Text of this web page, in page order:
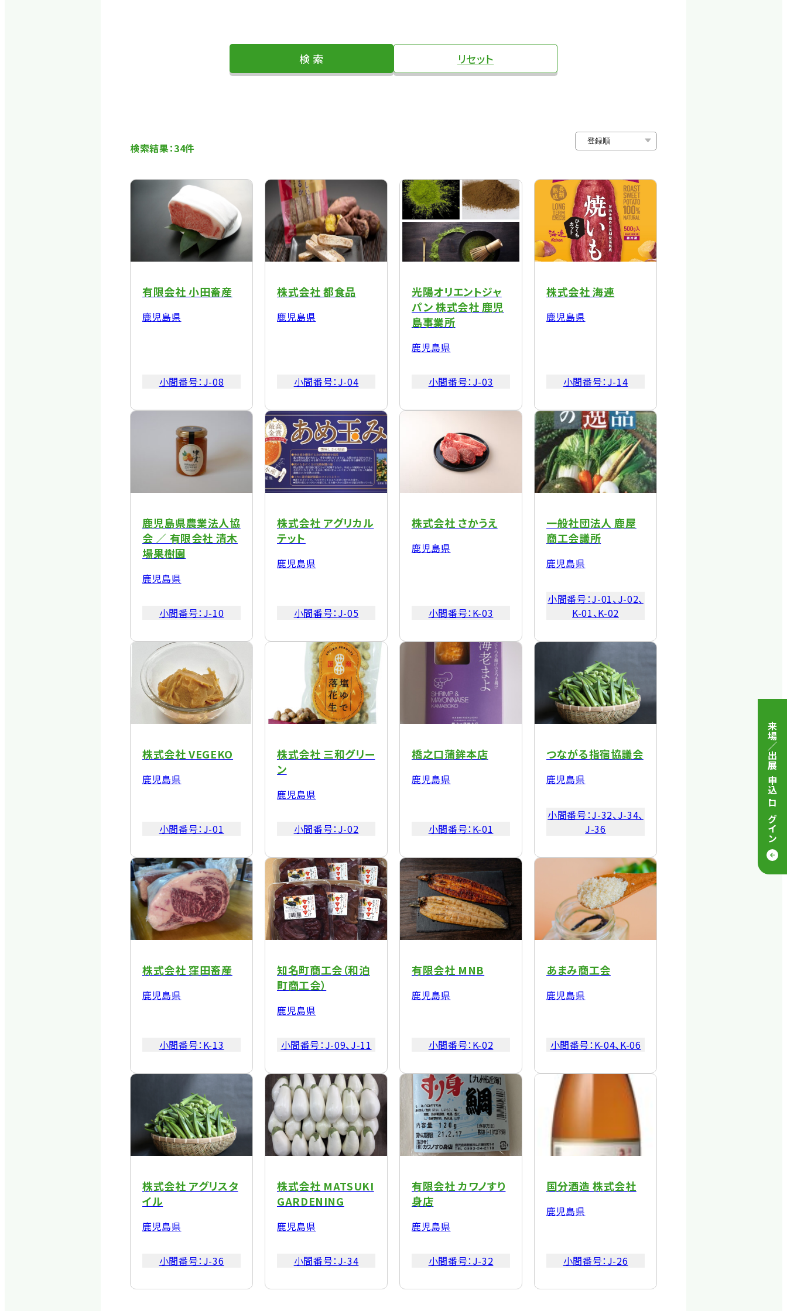
来場／出展 申込
・
ログイン
検 索 リセット
検索結果：34件
有限会社 小田畜産
鹿児島県
小間番号：J-08
株式会社 都食品
鹿児島県
小間番号：J-04
光陽オリエントジャ
パン 株式会社 鹿児
島事業所
鹿児島県
小間番号：J-03
株式会社 海連
鹿児島県
小間番号：J-14
鹿児島県農業法人協
会 ／ 有限会社 清木
場果樹園
鹿児島県
小間番号：J-10
株式会社 アグリカル
テット
鹿児島県
小間番号：J-05
株式会社 さかうえ
鹿児島県
小間番号：K-03
一般社団法人 鹿屋
商工会議所
鹿児島県
小間番号：J-01、J-02、
K-01、K-02
株式会社 VEGEKO
鹿児島県
小間番号：J-01
株式会社 三和グリー
ン
鹿児島県
小間番号：J-02
橋之口蒲鉾本店
鹿児島県
小間番号：K-01
つながる指宿協議会
鹿児島県
小間番号：J-32、J-34、
J-36
株式会社 窪田畜産
鹿児島県
小間番号：K-13
知名町商工会（和泊
町商工会）
鹿児島県
小間番号：J-09、J-11
有限会社 MNB
鹿児島県
小間番号：K-02
あまみ商工会
鹿児島県
小間番号：K-04、K-06
株式会社 アグリスタ
イル
鹿児島県
小間番号：J-36
株式会社 MATSUKI
GARDENING
鹿児島県
小間番号：J-34
有限会社 カワノすり
身店
鹿児島県
小間番号：J-32
国分酒造 株式会社
鹿児島県
小間番号：J-26